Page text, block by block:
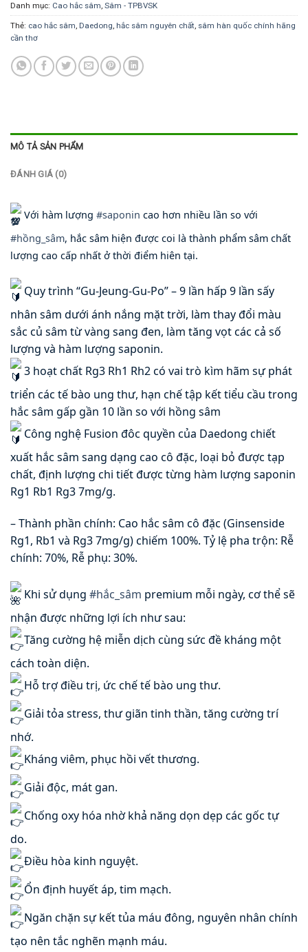
Danh mục: Cao hắc sâm, Sâm - TPBVSK
Thẻ: cao hắc sâm, Daedong, hắc sâm nguyên chất, sâm hàn quốc chính hãng
cần thơ
MÔ TẢ SẢN PHẨM
ĐÁNH GIÁ (0)
Với hàm lượng #saponin cao hơn nhiều lần so với
#hồng_sâm, hắc sâm hiện được coi là thành phẩm sâm chất
lượng cao cấp nhất ở thời điểm hiên tại.
Quy trình “Gu-Jeung-Gu-Po” – 9 lần hấp 9 lần sấy
nhân sâm dưới ánh nắng mặt trời, làm thay đổi màu
sắc củ sâm từ vàng sang đen, làm tăng vọt các cả số
lượng và hàm lượng saponin.
3 hoạt chất Rg3 Rh1 Rh2 có vai trò kìm hãm sự phát
triển các tế bào ung thư, hạn chế tập kết tiểu cầu trong
hắc sâm gấp gần 10 lần so với hồng sâm
Công nghệ Fusion đôc quyền của Daedong chiết
xuất hắc sâm sang dạng cao cô đặc, loại bỏ được tạp
chất, định lượng chi tiết được từng hàm lượng saponin
Rg1 Rb1 Rg3 7mg/g.
– Thành phần chính: Cao hắc sâm cô đặc (Ginsenside
Rg1, Rb1 và Rg3 7mg/g) chiếm 100%. Tỷ lệ pha trộn: Rễ
chính: 70%, Rễ phụ: 30%.
Khi sử dụng #hắc_sâm premium mỗi ngày, cơ thể sẽ
nhận được những lợi ích như sau:
Tăng cường hệ miễn dịch cùng sức đề kháng một
cách toàn diện.
Hỗ trợ điều trị, ức chế tế bào ung thư.
Giải tỏa stress, thư giãn tinh thần, tăng cường trí
nhớ.
Kháng viêm, phục hồi vết thương.
Giải độc, mát gan.
Chống oxy hóa nhờ khả năng dọn dẹp các gốc tự
do.
Điều hòa kinh nguyệt.
Ổn định huyết áp, tim mạch.
Ngăn chặn sự kết tủa máu đông, nguyên nhân chính
tạo nên tắc nghẽn mạnh máu.